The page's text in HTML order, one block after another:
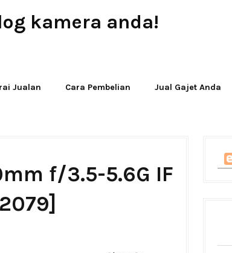
kamera anda!
Jualan Cara Pembelian Jual Gajet Anda
f/3.5-5.6G IF